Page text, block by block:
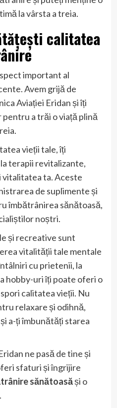
la vârsta a treia.
calitatea
important al
Avem grijă de
Aviației Eridan și îți
a trăi o viață plină
vieții tale, îți
terapii revitalizante,
vitalitatea ta. Aceste
de suplimente și
îmbătrânirea sănătoasă,
noștri.
și recreative sunt
vitalității tale mentale
cu prietenii, la
hobby-uri îți poate oferi o
calitatea vieții. Nu
relaxare și odihnă,
a-ți îmbunătăți starea
ne pasă de tine și
sfaturi și îngrijire
sănătoasăși o